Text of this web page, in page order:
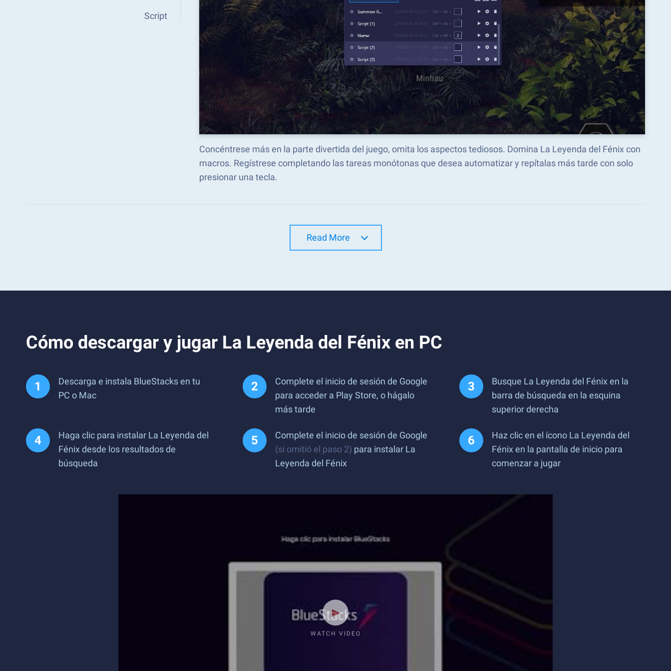
Script
Concéntrese más en la parte divertida del juego, omita los aspectos tediosos. Domina La Leyenda del Fénix con
macros. Regístrese completando las tareas monótonas que desea automatizar y repítalas más tarde con solo
presionar una tecla.
Read More
Cómo descargar y jugar La Leyenda del Fénix en PC
Descarga e instala BlueStacks en tu
PC o Mac
Complete el inicio de sesión de Google
para acceder a Play Store, o hágalo
más tarde
Busque La Leyenda del Fénix en la
barra de búsqueda en la esquina
superior derecha
Haga clic para instalar La Leyenda del
Fénix desde los resultados de
búsqueda
Complete el inicio de sesión de Google
(si omitió el paso 2) para instalar La
Leyenda del Fénix
Haz clic en el ícono La Leyenda del
Fénix en la pantalla de inicio para
comenzar a jugar
WATCH VIDEO